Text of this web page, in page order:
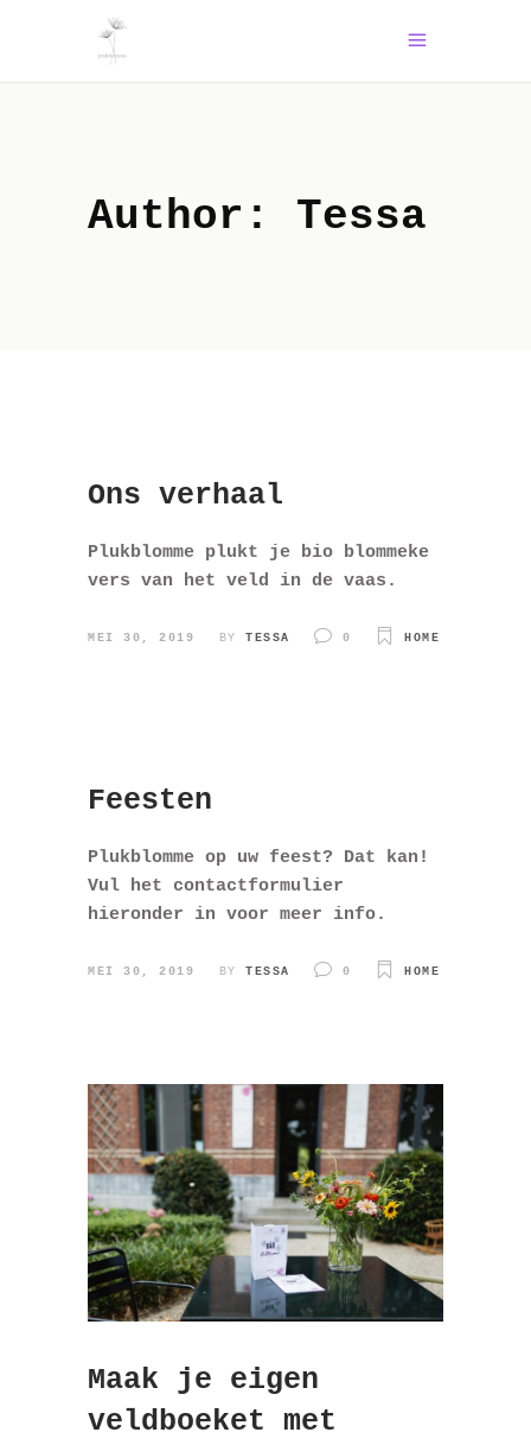
Author: Tessa
Ons verhaal
Plukblomme plukt je bio blommeke
vers van het veld in de vaas.
MEI 30, 2019 BY TESSA 0 HOME
Feesten
Plukblomme op uw feest? Dat kan!
Vul het contactformulier
hieronder in voor meer info.
MEI 30, 2019 BY TESSA 0 HOME
Maak je eigen
veldboeket met